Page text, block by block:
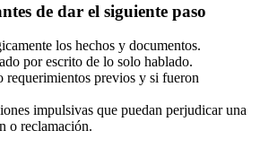
de dar el siguiente paso
los hechos y documentos.
por escrito de lo solo hablado.
requerimientos previos y si fueron
impulsivas que puedan perjudicar una
o reclamación.